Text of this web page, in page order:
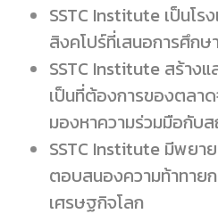
SSTC Institute เป็นโร
สิงคโปร์ที่เสนอการศึก
SSTC Institute สร้าง
เป็นที่ต้องการของตลา
มองหาความร่วมมือกับ
SSTC Institute มีพยา
ตอบสนองความท้าทาย
เศรษฐกิจโลก